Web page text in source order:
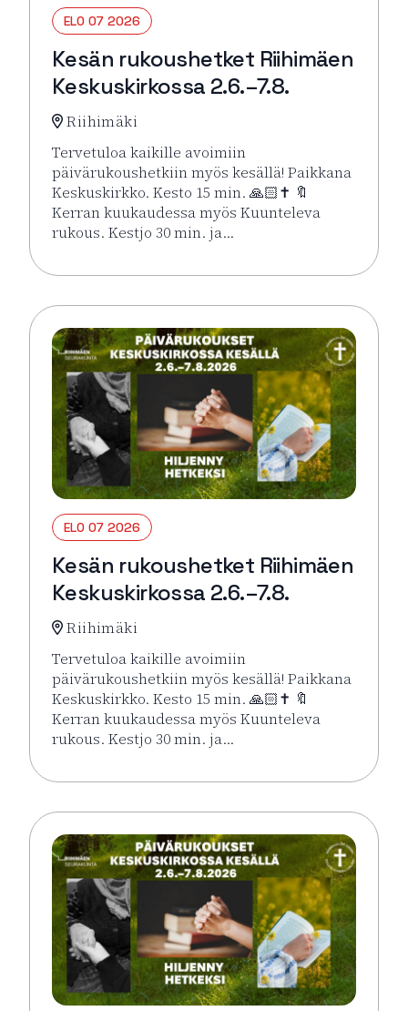
ELO 07 2026
Kesän rukoushetket Riihimäen
Keskuskirkossa 2.6.–7.8.
Riihimäki
Tervetuloa kaikille avoimiin
päivärukoushetkiin myös kesällä! Paikkana
Keskuskirkko. Kesto 15 min. 🙏🏻✝️ 🔖
Kerran kuukaudessa myös Kuunteleva
rukous. Kestjo 30 min. ja…
Lue lisää tapahtumasta Kesän rukoushetket
ELO 07 2026
Kesän rukoushetket Riihimäen
Keskuskirkossa 2.6.–7.8.
Riihimäki
Tervetuloa kaikille avoimiin
päivärukoushetkiin myös kesällä! Paikkana
Keskuskirkko. Kesto 15 min. 🙏🏻✝️ 🔖
Kerran kuukaudessa myös Kuunteleva
rukous. Kestjo 30 min. ja…
Lue lisää tapahtumasta Kesän rukoushetket